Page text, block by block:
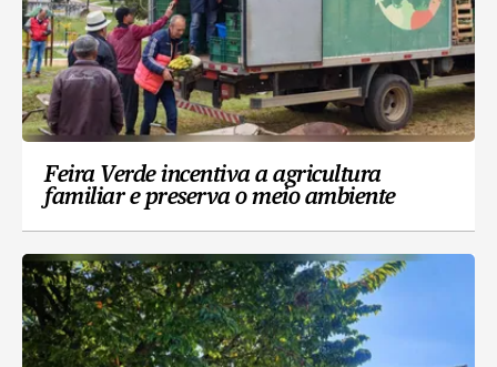
Feira Verde incentiva a agricultura
familiar e preserva o meio ambiente